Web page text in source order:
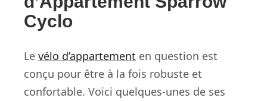
Cyclo
Le vélo d’appartement en question est
conçu pour être à la fois robuste et
confortable. Voici quelques-unes de ses